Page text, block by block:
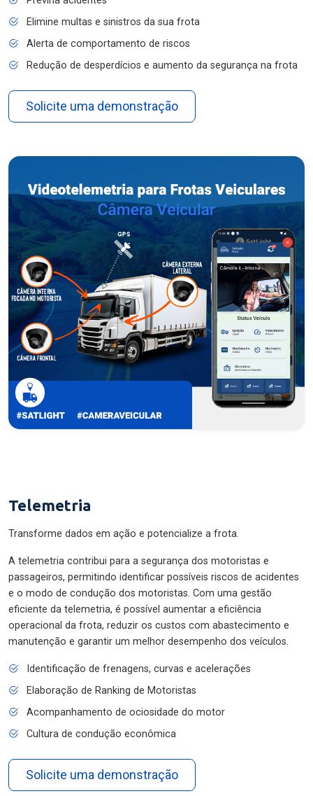
Elimine multas e sinistros da sua frota
Alerta de comportamento de riscos
Redução de desperdícios e aumento da segurança na frota
Solicite uma demonstração
Telemetria
Transforme dados em ação e potencialize a frota.
A telemetria contribui para a segurança dos motoristas e
passageiros, permitindo identificar possíveis riscos de acidentes
e o modo de condução dos motoristas. Com uma gestão
eficiente da telemetria, é possível aumentar a eficiência
operacional da frota, reduzir os custos com abastecimento e
manutenção e garantir um melhor desempenho dos veículos.
Identificação de frenagens, curvas e acelerações
Elaboração de Ranking de Motoristas
Acompanhamento de ociosidade do motor
Cultura de condução econômica
Solicite uma demonstração